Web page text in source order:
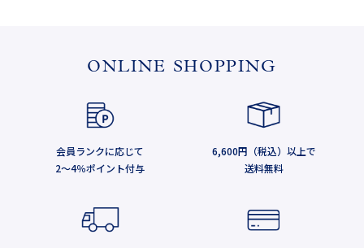
ONLINE SHOPPING
会員ランクに応じて
2～4％ポイント付与
6,600円（税込）以上で
送料無料